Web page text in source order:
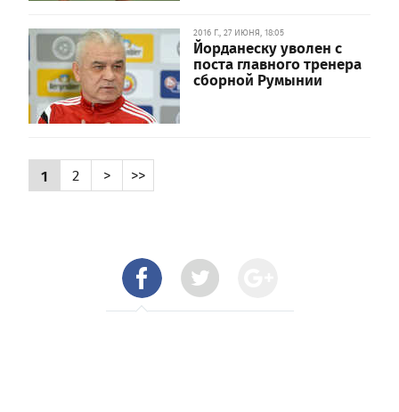
2016 Г., 27 ИЮНЯ, 18:05
Йорданеску уволен с
поста главного тренера
сборной Румынии
1 2 > >>